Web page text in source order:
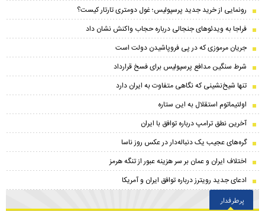
رونمایی از خرید جدید پرسپولیس؛ غول دومتری تارتار کیست؟
فراجا به ویدئوهای جنجالی درباره حجاب واکنش نشان داد
جریان مرموزی که در پی فروپاشیدن دولت است
شرط سنگین مدافع پرسپولیس برای فسخ قرارداد
تنها شیخ‌نشینی که نگاهی متفاوت به ایران دارد
اولتیماتوم استقلال به این ستاره
آخرین نطق ترامپ درباره توافق با ایران
گره‌های عجیب یک دنباله‌دار در عکس روز ناسا
اختلاف ایران و عمان بر سر هزینه عبور از تنگه هرمز
ادعای جدید رویترز درباره توافق ایران و آمریکا
پرطرفدار